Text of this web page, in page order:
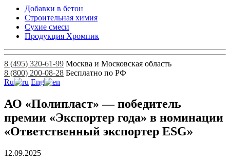
Добавки в бетон
Строительная химия
Сухие смеси
Продукция Хромпик
8 (495) 320-61-99 Москва и Московская область
8 (800) 200-08-28 Бесплатно по РФ
Ru
Eng
АО «Полипласт» — победитель
премии «Экспортер года» в номинации
«Ответственный экспортер ESG»
12.09.2025